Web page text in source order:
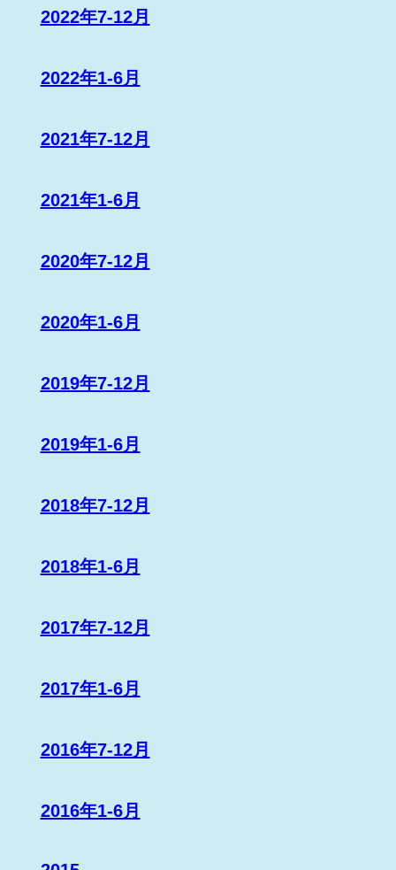
2022年7-12月
2022年1-6月
2021年7-12月
2021年1-6月
2020年7-12月
2020年1-6月
2019年7-12月
2019年1-6月
2018年7-12月
2018年1-6月
2017年7-12月
2017年1-6月
2016年7-12月
2016年1-6月